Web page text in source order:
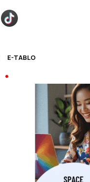
E-TABLOID